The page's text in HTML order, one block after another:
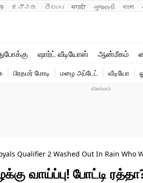
ಕನ್ನಡ తెలుగు मराठी ગુજરાતી বাংলা
ஷார்ட் வீடியோஸ் ஆன்மீகம்
வணிகம்
பிரதமர் மோடி மழை அப்டேட் வீடியோ
Qualifier 2 Washed Out In Rain Who
வாய்ப்பு! போட்டி